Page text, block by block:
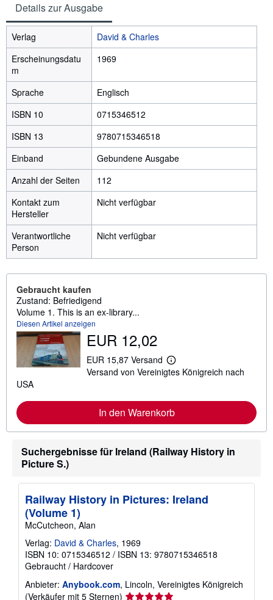
Details zur Ausgabe
Verlag
David & Charles
Erscheinungsdatu
m
1969
Sprache
Englisch
ISBN 10
0715346512
ISBN 13
9780715346518
Einband
Gebundene Ausgabe
Anzahl der Seiten
112
Kontakt zum
Hersteller
Nicht verfügbar
Verantwortliche
Person
Nicht verfügbar
Gebraucht kaufen
Zustand: Befriedigend
Volume 1. This is an ex-library...
Diesen Artikel anzeigen
EUR 12,02
EUR 15,87 Versand
W
e
e
r
e
o
a
u
r
s
Versand von Vereinigtes Königreich nach
USA
In den Warenkorb
Suchergebnisse für Ireland (Railway History in
Picture S.)
Railway History in Pictures: Ireland
(Volume 1)
McCutcheon, Alan
Verlag: David & Charles, 1969
ISBN 10: 0715346512 / ISBN 13: 9780715346518
Gebraucht / Hardcover
Anbieter: Anybook.com, Lincoln, Vereinigtes Königreich
(Verkäufer mit 5 Sternen) Verkäuferbewertung